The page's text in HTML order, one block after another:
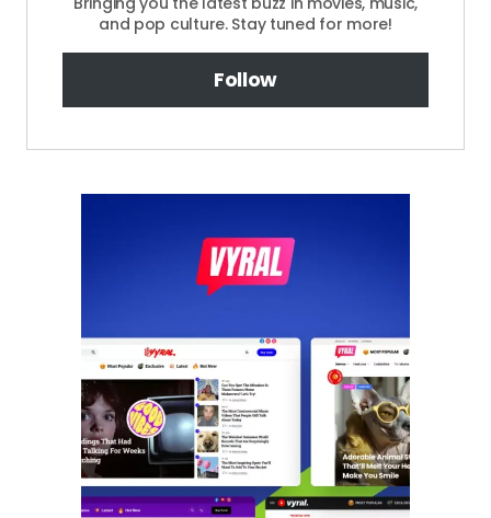
and pop culture. Stay tuned for more!
Follow